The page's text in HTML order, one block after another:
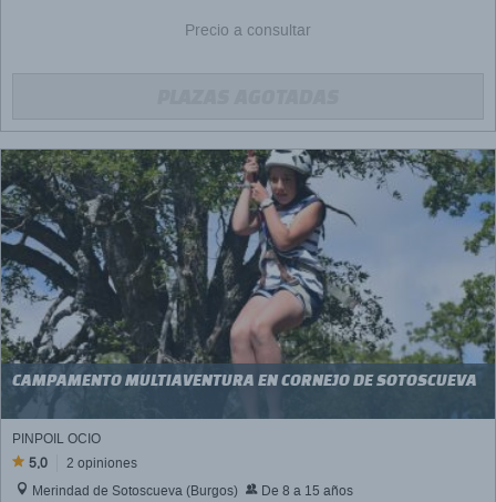
Precio a consultar
CAMPAMENTO MULTIAVENTURA EN CORNEJO DE SOTOSCUEVA
PINPOIL OCIO
5,0
2 opiniones
Merindad de Sotoscueva (Burgos)
De 8 a 15 años